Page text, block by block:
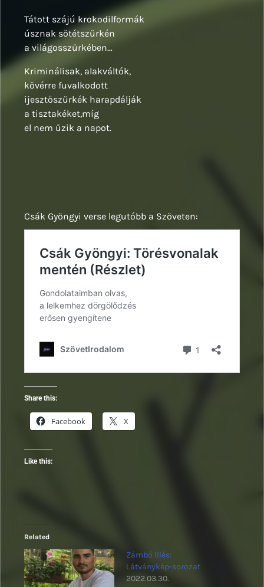
Tátott szájú krokodilformák
úsznak sötétszürkén
a világosszürkében…
Kriminálisak, alakváltók,
kövérre fuvalkodott
ijesztőszürkék harapdálják
a tisztakéket,míg
el nem űzik a napot.
Csák Gyöngyi verse legutóbb a Szöveten:
Share this:
Facebook X
Like this:
Related
Zámbó Illés:
Látványkép-sorozat
2022.03.30.